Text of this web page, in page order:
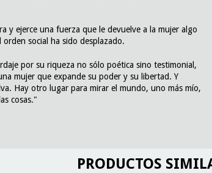
y ejerce una fuerza que le devuelve a la mujer algo
social ha sido desplazado.
por su riqueza no sólo poética sino testimonial,
mujer que expande su poder y su libertad. Y
Hay otro lugar para mirar el mundo, uno más mío,
cosas."
PRODUCTOS